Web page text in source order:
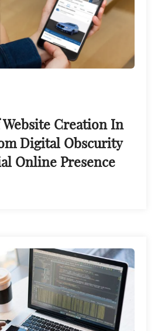
Website Creation In
Digital Obscurity
Online Presence